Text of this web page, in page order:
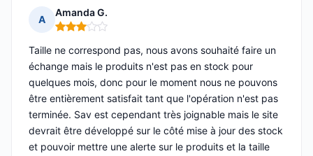
A
Amanda G.
Note : 3 sur 5
Taille ne correspond pas, nous avons souhaité faire un
échange mais le produits n'est pas en stock pour
quelques mois, donc pour le moment nous ne pouvons
être entièrement satisfait tant que l'opération n'est pas
terminée. Sav est cependant très joignable mais le site
devrait être développé sur le côté mise à jour des stock
et pouvoir mettre une alerte sur le produits et la taille